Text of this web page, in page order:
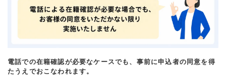
電話での在籍確認が必要なケースでも、事前に申込者の同意を得
たうえでおこなわれます。